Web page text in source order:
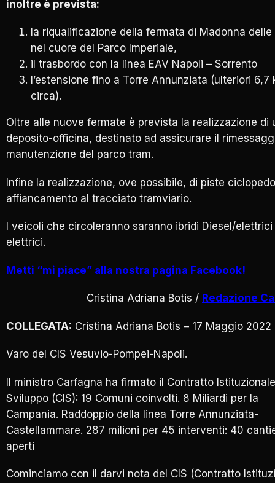
inoltre è prevista:
la riqualificazione della fermata di Madonna delle
nel cuore del Parco Imperiale,
il trasbordo con la linea EAV Napoli – Sorrento
l’estensione fino a Torre Annunziata (ulteriori 6,7
circa).
Oltre alle nuove fermate è prevista la realizzazione di
deposito-officina, destinato ad assicurare il
manutenzione del parco tram.
Infine la realizzazione, ove possibile, di piste
affiancamento al tracciato tramviario.
I veicoli che circoleranno saranno ibridi Diesel/elettrici
elettrici.
Metti “mi piace” alla nostra pagina Facebook!
Cristina Adriana Botis / Redazione
COLLEGATA: Cristina Adriana Botis – 17 Maggio 2022
Varo del CIS Vesuvio-Pompei-Napoli.
Il ministro Carfagna ha firmato il Contratto
Sviluppo (CIS): 19 Comuni coinvolti. 8 Miliardi per la
Campania. Raddoppio della linea Torre Annunziata-
Castellammare. 287 milioni per 45 interventi: 40
aperti
Cominciamo con il darvi nota del CIS (Contratto